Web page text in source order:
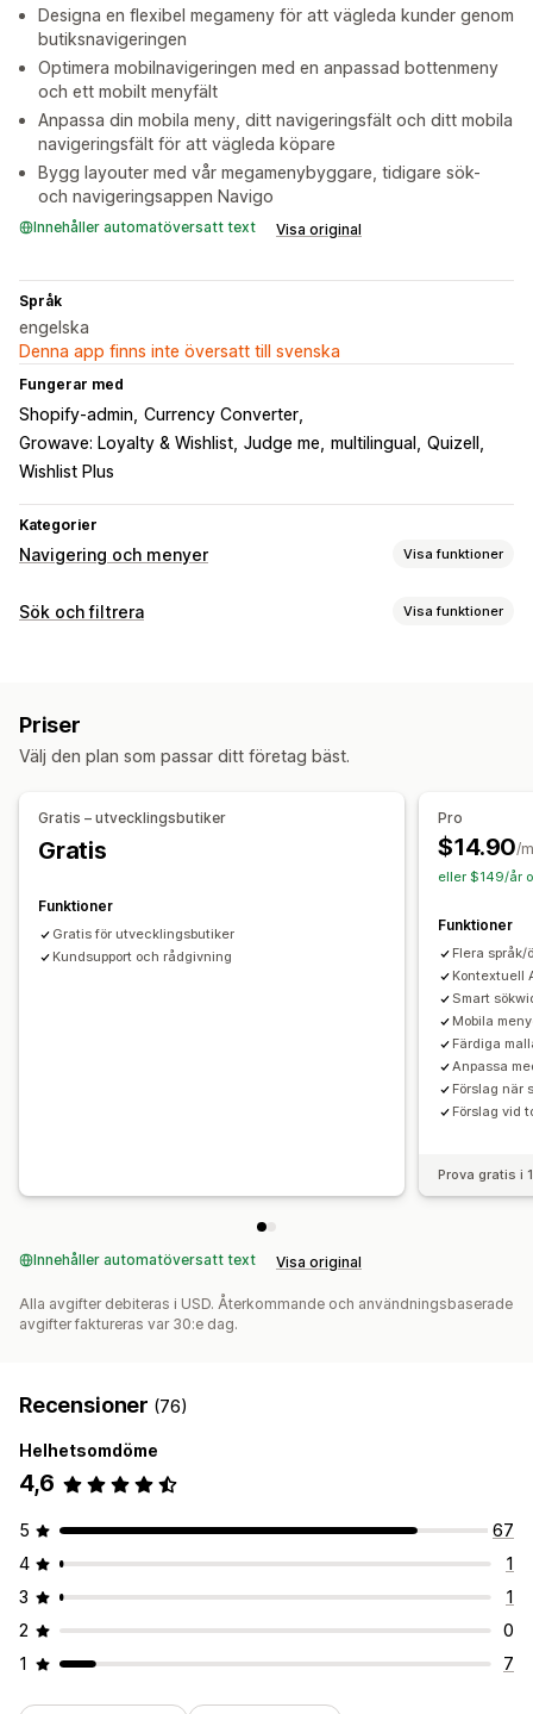
Designa en flexibel megameny för att vägleda kunder genom
butiksnavigeringen
Optimera mobilnavigeringen med en anpassad bottenmeny
och ett mobilt menyfält
Anpassa din mobila meny, ditt navigeringsfält och ditt mobila
navigeringsfält för att vägleda köpare
Bygg layouter med vår megamenybyggare, tidigare sök-
och navigeringsappen Navigo
Innehåller automatöversatt text Visa original
Språk
engelska
Denna app finns inte översatt till svenska
Fungerar med
Shopify-admin Currency Converter
Growave: Loyalty & Wishlist Judge me multilingual
Quizell
Wishlist Plus
Kategorier
Navigering och menyer Visa funktioner
Menystil
Surfning
Länkstig
Oändlig bläddring
Bläddra längst upp
Anpassning
Dra och släpp-redigerare
Anpassade ikoner
Bildstorlek
Flera språk
Mobilanpassning
SEO Analysverktyg
Sök och filtrera Visa funktioner
Flera språk
Sökförslag
Produktrekommendationer
Anpassade filter
Analysverktyg
Priser
Välj den plan som passar ditt företag bäst.
Gratis – utvecklingsbutiker
Gratis
Funktioner
Gratis för utvecklingsbutiker
Kundsupport och rådgivning
Pro
$14.90/
eller $149/år
Funktioner
Flera
Kontextuell
Smart
Mobila
Färdiga
Anpassa
Förslag när
Förslag vid
Prova gratis i
Innehåller automatöversatt text Visa original
Alla avgifter debiteras i USD. Återkommande och användningsbaserade
avgifter faktureras var 30:e dag.
Recensioner (76)
Helhetsomdöme
4,6
5
67
4
1
3
1
2
0
1
7